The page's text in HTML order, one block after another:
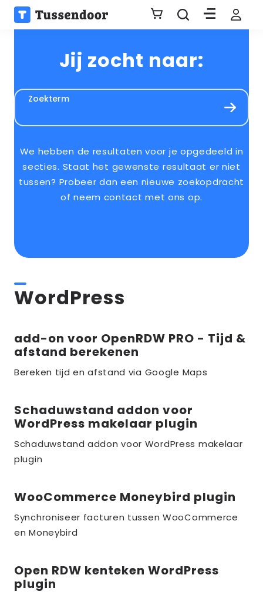
Jij zocht naar:
Zoekterm
We hebben de resultaten voor je opgedeeld in
secties. Staat het gewenste resultaat er niet
tussen? Probeer dan een nieuwe zoekopdracht
of neem contact met ons op.
WordPress
Lees
meer
over
add-on voor OpenRDW PRO - Tijd &
afstand berekenen
Bereken tijd en afstand via Google Maps
Lees
meer
over
the_title;
Schaduwstand addon voor
WordPress makelaar plugin
Schaduwstand addon voor WordPress makelaar
plugin
Lees
meer
over
WooCommerce Moneybird plugin
Synchroniseer facturen tussen WooCommerce
en Moneybird
Lees
meer
Open RDW kenteken WordPress
plugin